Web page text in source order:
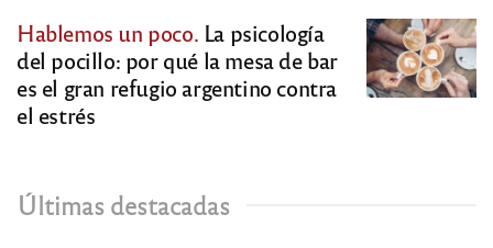
Hablemos un poco. La psicología
del pocillo: por qué la mesa de bar
es el gran refugio argentino contra
el estrés
Últimas destacadas